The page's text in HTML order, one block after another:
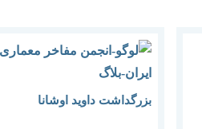
بزرگداشت داوید اوشانا